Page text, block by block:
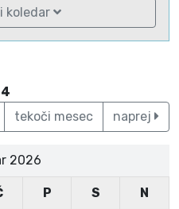
koledar
4
tekoči mesec naprej
2026
P S N